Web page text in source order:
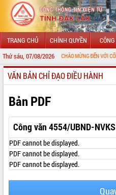
TRANG CHỦ CHÍNH QUYỀN
Thứ sáu, 07/08/2026CHÀO MỪNG ĐẾN VỚI CỔNG
GIỚI THIỆU
LÃNH ĐẠO UBND TỈNH
TIN TỨC SỰ KIỆN
SỞ, BAN, NGÀNH
UBND CÁC XÃ, PHƯỜNG
THÔNG TIN CHỈ ĐẠO ĐIỀU HÀNH
VĂN BẢN CHỈ ĐẠO ĐIỀU HÀNH
Bản PDF
Công văn 4554/UBND-NVKS
PDF cannot be displayed.
PDF cannot be displayed.
PDF cannot be displayed.